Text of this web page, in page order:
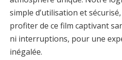
simple d’utilisation et
profiter de ce film captivant
ni interruptions, pour une
inégalée.